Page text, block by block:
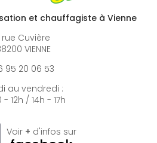
et chauffagiste à Vienne
rue Cuvière
VIENNE
95 20 06 53
au vendredi :
- 12h / 14h - 17h
Voir + d'infos sur